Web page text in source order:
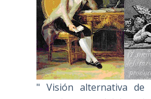
" Visión alternativa de